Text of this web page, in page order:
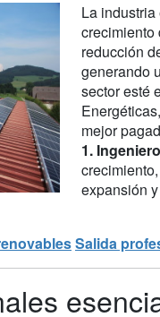
La
crecimiento
reducción
generando
sector esté
mejor
1.
expansión
Salida